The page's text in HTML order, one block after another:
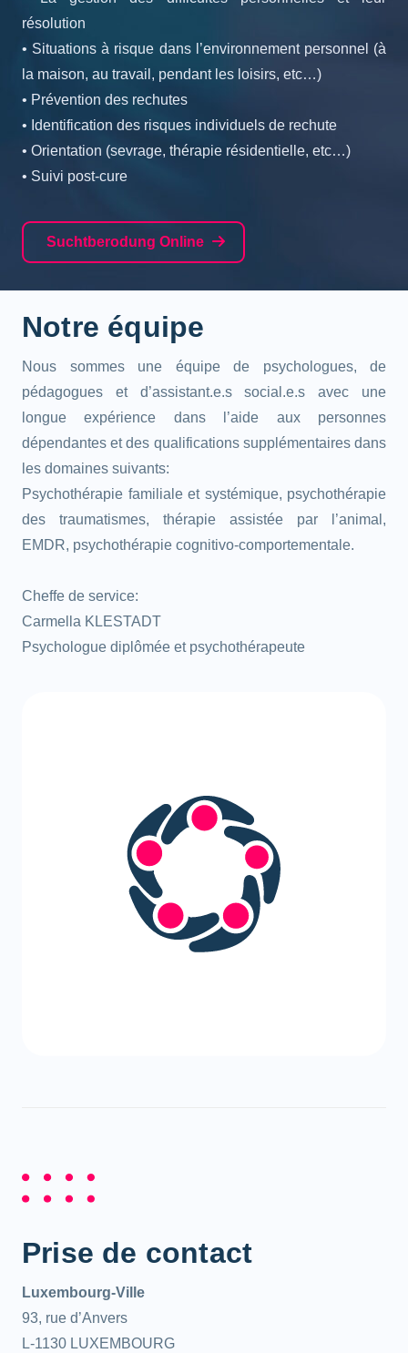
résolution
• Situations à risque dans l’environnement personnel (à
la maison, au travail, pendant les loisirs, etc…)
• Prévention des rechutes
• Identification des risques individuels de rechute
• Orientation (sevrage, thérapie résidentielle, etc…)
• Suivi post-cure
Suchtberodung Online
Notre équipe
Nous sommes une équipe de psychologues, de
pédagogues et d’assistant.e.s social.e.s avec une
longue expérience dans l’aide aux personnes
dépendantes et des qualifications supplémentaires dans
les domaines suivants:
Psychothérapie familiale et systémique, psychothérapie
des traumatismes, thérapie assistée par l’animal,
EMDR, psychothérapie cognitivo-comportementale.
Cheffe de service:
Carmella KLESTADT
Psychologue diplômée et psychothérapeute
Prise de contact
Luxembourg-Ville
93, rue d’Anvers
L-1130 LUXEMBOURG